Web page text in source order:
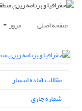
صفحه اصلی مرور
مقالات آماده انتشار
شماره جاری